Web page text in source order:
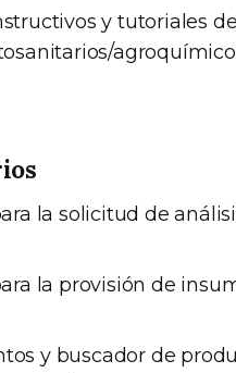
y tutoriales de
la solicitud de
la provisión de
y buscador de